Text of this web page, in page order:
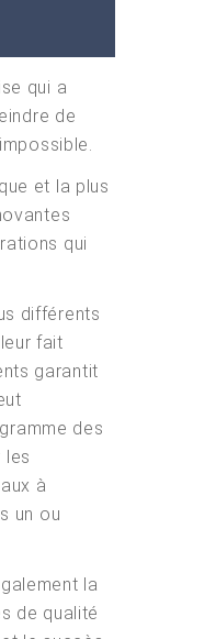
qui a
de
et la plus
qui
différents
fait
garantit
des
les
à
un ou
la
de qualité